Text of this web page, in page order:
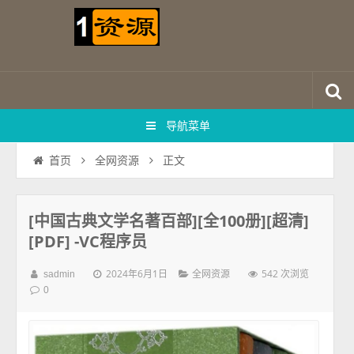
导航菜单
首页 全网资源 正文
[中国古典文学名著百部][全100册][超清]
[PDF] -VC程序员
sadmin 2024年6月1日 全网资源 542 次浏览
0